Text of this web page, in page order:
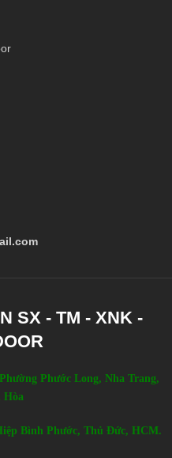
SX - TM - XNK -
Phước Long, Nha Trang,
Hòa
Bình Phước, Thủ Đức, HCM.